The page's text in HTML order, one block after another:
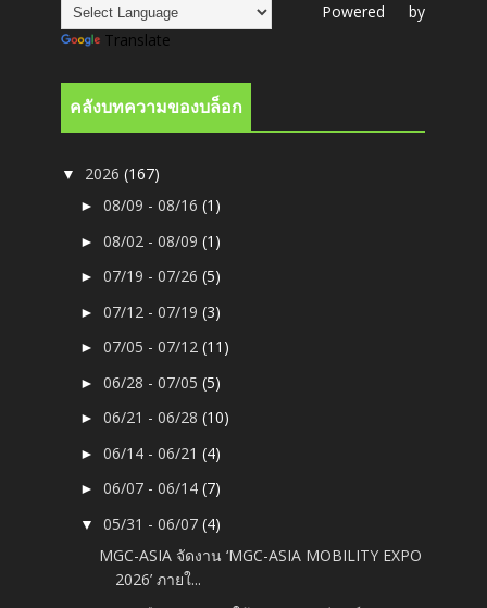
Powered by
Translate
คลังบทความของบล็อก
▼ 2026(167)
►08/09 - 08/16(1)
►08/02 - 08/09(1)
►07/19 - 07/26(5)
►07/12 - 07/19(3)
►07/05 - 07/12(11)
►06/28 - 07/05(5)
►06/21 - 06/28(10)
►06/14 - 06/21(4)
►06/07 - 06/14(7)
▼05/31 - 06/07(4)
MGC-ASIA จัดงาน ‘MGC-ASIA MOBILITY EXPO
2026’ ภายใ...